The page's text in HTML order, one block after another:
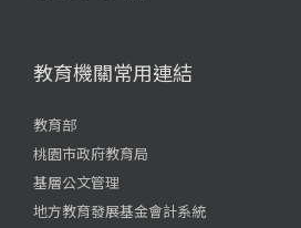
教育機關常用連結
教育部
桃園市政府教育局
基層公文管理
地方教育發展基金會計系統